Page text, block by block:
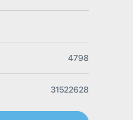
4798
31522628